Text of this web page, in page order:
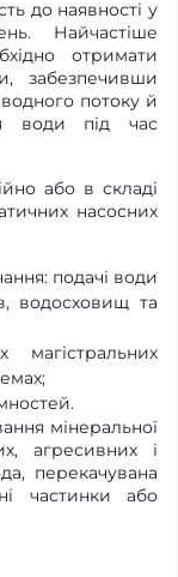
до наявності у
Найчастіше
отримати
забезпечивши
водного потоку й
води під час
або в складі
насосних
подачі води
водосховищ та
мінеральної
агресивних і
перекачувана
частинки або